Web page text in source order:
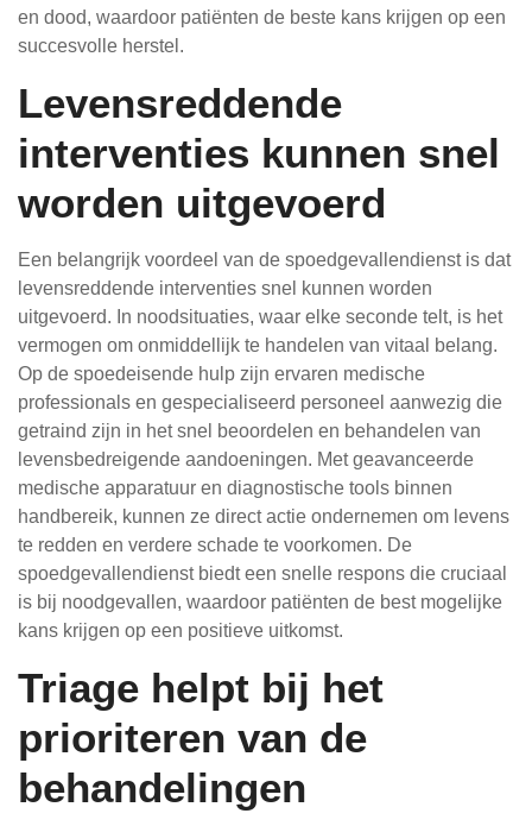
en dood, waardoor patiënten de beste kans krijgen op een
succesvolle herstel.
Levensreddende
interventies kunnen snel
worden uitgevoerd
Een belangrijk voordeel van de spoedgevallendienst is dat
levensreddende interventies snel kunnen worden
uitgevoerd. In noodsituaties, waar elke seconde telt, is het
vermogen om onmiddellijk te handelen van vitaal belang.
Op de spoedeisende hulp zijn ervaren medische
professionals en gespecialiseerd personeel aanwezig die
getraind zijn in het snel beoordelen en behandelen van
levensbedreigende aandoeningen. Met geavanceerde
medische apparatuur en diagnostische tools binnen
handbereik, kunnen ze direct actie ondernemen om levens
te redden en verdere schade te voorkomen. De
spoedgevallendienst biedt een snelle respons die cruciaal
is bij noodgevallen, waardoor patiënten de best mogelijke
kans krijgen op een positieve uitkomst.
Triage helpt bij het
prioriteren van de
behandelingen